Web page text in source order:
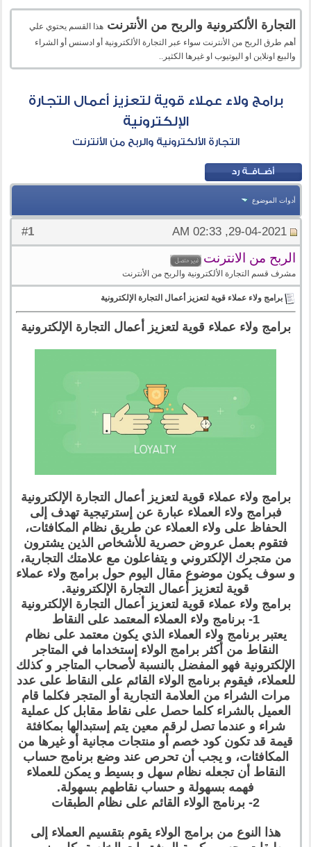
التجارة الألكترونية والربح من الأنترنت هذا القسم يحتوي علي
أهم طرق الربح من الأنترنت سواء عبر التجارة الألكترونية أو ادسنس أو الشراء
والبيع اونلاين او اليوتيوب او غيرها الكثير..
برامج ولاء عملاء قوية لتعزيز أعمال التجارة
الإلكترونية
التجارة الألكترونية والربح من الأنترنت
أدوات الموضوع
#
1 29-04-2021, 02:33 AM
الربح من الانترنت
مشرف قسم التجارة الألكترونية والربح من الأنترنت
برامج ولاء عملاء قوية لتعزيز أعمال التجارة الإلكترونية
برامج ولاء عملاء قوية لتعزيز أعمال التجارة الإلكترونية
برامج ولاء عملاء قوية لتعزيز أعمال التجارة الإلكترونية
فبرامج ولاء العملاء عبارة عن إسترتيجية تهدف إلى
الحفاظ على ولاء العملاء عن طريق نظام المكافئات،
فتقوم بعمل عروض حصرية للأشخاص الذين يشترون
من متجرك الإلكتروني و يتفاعلون مع علامتك التجارية،
و سوف يكون موضوع مقال اليوم حول برامج ولاء عملاء
قوية لتعزيز أعمال التجارة الإلكترونية.
برامج ولاء عملاء قوية لتعزيز أعمال التجارة الإلكترونية
1- برنامج ولاء العملاء المعتمد على النقاط
يعتبر برنامج ولاء العملاء الذي يكون معتمد على نظام
النقاط من أكثر برامج الولاء إستخداما في المتاجر
الإلكترونية فهو المفضل بالنسبة لأصحاب المتاجر و كذلك
للعملاء، فيقوم برنامج الولاء القائم على النقاط على عدد
مرات الشراء من العلامة التجارية أو المتجر فكلما قام
العميل بالشراء كلما حصل على نقاط مقابل كل عملية
شراء و عندما تصل لرقم معين يتم إستبدالها بمكافئة
قيمة قد تكون كود خصم أو منتجات مجانية أو غيرها من
المكافئات، و يجب أن تحرص عند وضع برنامج حساب
النقاط أن تجعله نظام سهل و بسيط و يمكن للعملاء
فهمه بسهولة و حساب نقاطهم بسهولة.
2- برنامج الولاء القائم على نظام الطبقات
هذا النوع من برامج الولاء يقوم بتقسيم العملاء إلى